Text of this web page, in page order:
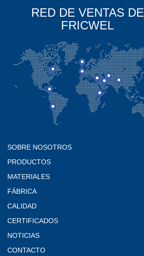
RED DE VENTAS DE
FRICWEL
SOBRE NOSOTROS
PRODUCTOS
MATERIALES
FÁBRICA
CALIDAD
CERTIFICADOS
NOTICIAS
CONTACTO